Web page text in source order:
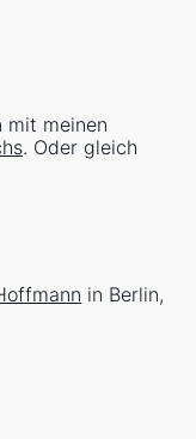
mit meinen
. Oder gleich
in Berlin,